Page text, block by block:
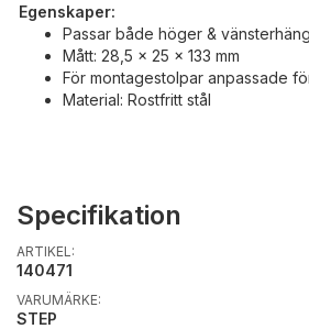
Egenskaper:
Passar både höger &
Mått: 28,5 x 25 x 133 mm
För montagestolpar anpassade
Material: Rostfritt stål
Specifikation
ARTIKEL:
140471
VARUMÄRKE:
STEP